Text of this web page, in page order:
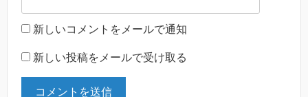
新しいコメントをメールで通知
新しい投稿をメールで受け取る